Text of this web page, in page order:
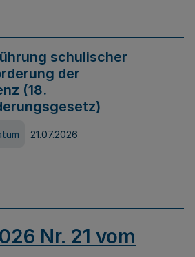
schulischer
der
(18.
21.07.2026
Nr. 21 vom